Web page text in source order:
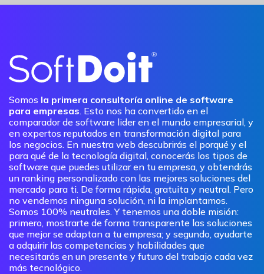
Somos la primera consultoría online de software
para empresas. Esto nos ha convertido en el
comparador de software lider en el mundo empresarial, y
en expertos reputados en transformación digital para
los negocios. En nuestra web descubrirás el porqué y el
para qué de la tecnología digital, conocerás los tipos de
software que puedes utilizar en tu empresa, y obtendrás
un ranking personalizado con las mejores soluciones del
mercado para ti. De forma rápida, gratuita y neutral. Pero
no vendemos ninguna solución, ni la implantamos.
Somos 100% neutrales. Y tenemos una doble misión:
primero, mostrarte de forma transparente las soluciones
que mejor se adaptan a tu empresa; y segundo, ayudarte
a adquirir las competencias y habilidades que
necesitarás en un presente y futuro del trabajo cada vez
más tecnológico.